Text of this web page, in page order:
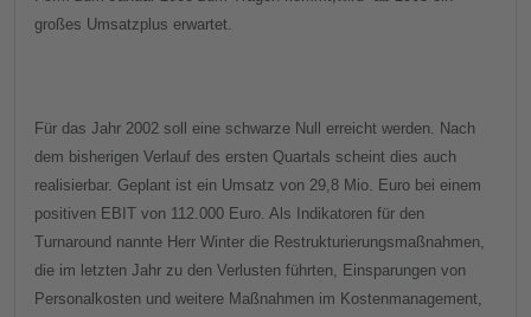
großes Umsatzplus erwartet.
Für das Jahr 2002 soll eine schwarze Null erreicht werden. Nach
dem bisherigen Verlauf des ersten Quartals scheint dies auch
realisierbar. Geplant ist ein Umsatz von 29,8 Mio. Euro bei einem
positiven EBIT von 112.000 Euro. Als Indikatoren für den
Turnaround nannte Herr Winter die Restrukturierungsmaßnahmen,
die im letzten Jahr zu den Verlusten führten, Einsparungen von
Personalkosten und weitere Maßnahmen im Kostenmanagement,